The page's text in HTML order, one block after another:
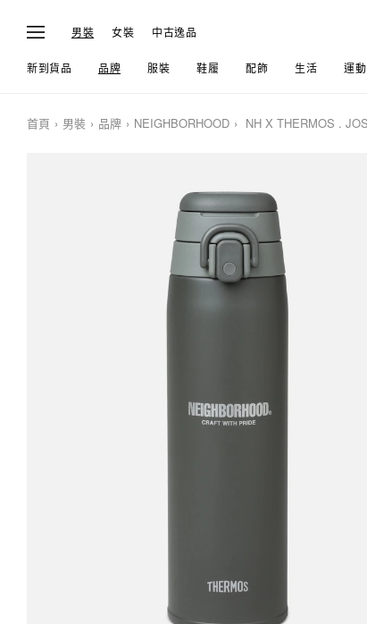
男裝 女裝 中古逸品
新到貨品 品牌 服裝 鞋履 配飾 生活 運動
首頁 男裝 品牌 NEIGHBORHOOD NH X THERMOS .